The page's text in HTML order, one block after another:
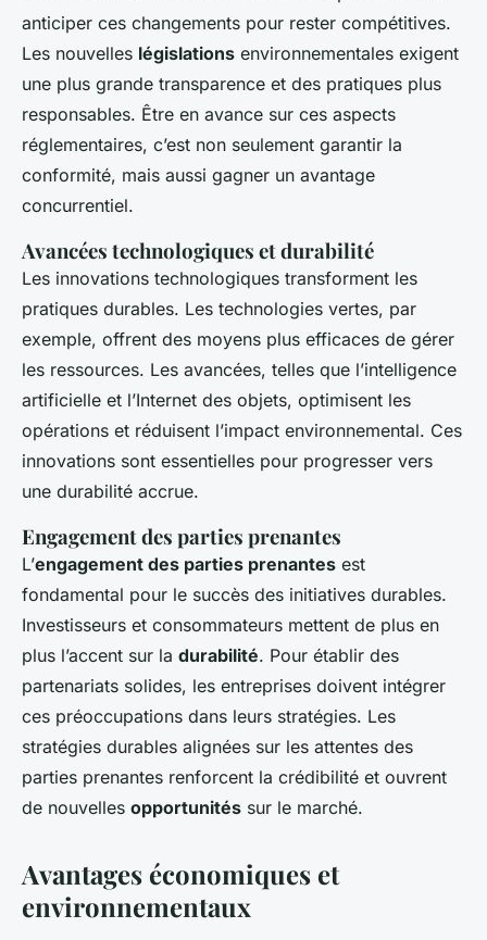
anticiper ces changements pour rester compétitives.
Les nouvelles législations environnementales exigent
une plus grande transparence et des pratiques plus
responsables. Être en avance sur ces aspects
réglementaires, c’est non seulement garantir la
conformité, mais aussi gagner un avantage
concurrentiel.
Avancées technologiques et durabilité
Les innovations technologiques transforment les
pratiques durables. Les technologies vertes, par
exemple, offrent des moyens plus efficaces de gérer
les ressources. Les avancées, telles que l’intelligence
artificielle et l’Internet des objets, optimisent les
opérations et réduisent l’impact environnemental. Ces
innovations sont essentielles pour progresser vers
une durabilité accrue.
Engagement des parties prenantes
L’engagement des parties prenantes est
fondamental pour le succès des initiatives durables.
Investisseurs et consommateurs mettent de plus en
plus l’accent sur la durabilité. Pour établir des
partenariats solides, les entreprises doivent intégrer
ces préoccupations dans leurs stratégies. Les
stratégies durables alignées sur les attentes des
parties prenantes renforcent la crédibilité et ouvrent
de nouvelles opportunités sur le marché.
Avantages économiques et
environnementaux